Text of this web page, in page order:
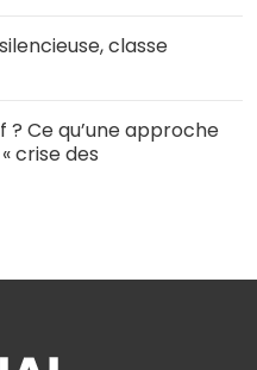
classe
Ce qu’une approche
crise des